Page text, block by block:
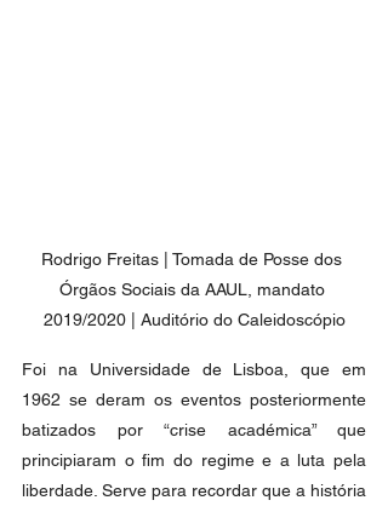
Rodrigo Freitas | Tomada de Posse dos
Órgãos Sociais da AAUL, mandato
2019/2020 | Auditório do Caleidoscópio
Foi na Universidade de Lisboa, que em
1962 se deram os eventos posteriormente
batizados por “crise académica” que
principiaram o fim do regime e a luta pela
liberdade. Serve para recordar que a história